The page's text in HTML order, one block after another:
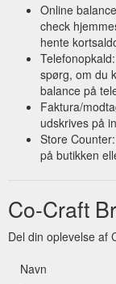
Online
check
hente
spørg, om du
balance på
Faktura/
udskrives på
Store
på butikken
Co-Craft
Del din oplevelse af
Navn